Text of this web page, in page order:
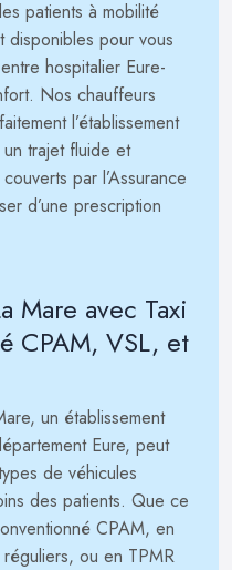
patients à mobilité
disponibles pour vous
hospitalier Eure-
Nos chauffeurs
l’établissement
trajet fluide et
par l’Assurance
d’une prescription
Mare avec Taxi
CPAM, VSL, et
un établissement
Eure, peut
de véhicules
des patients. Que ce
CPAM, en
ou en TPMR